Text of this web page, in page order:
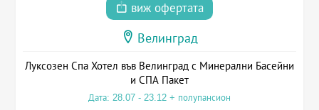
виж офертата
Велинград
Луксозен Спа Хотел във Велинград с Минерални Басейни
и СПА Пакет
Дата: 28.07 - 23.12 + полупансион